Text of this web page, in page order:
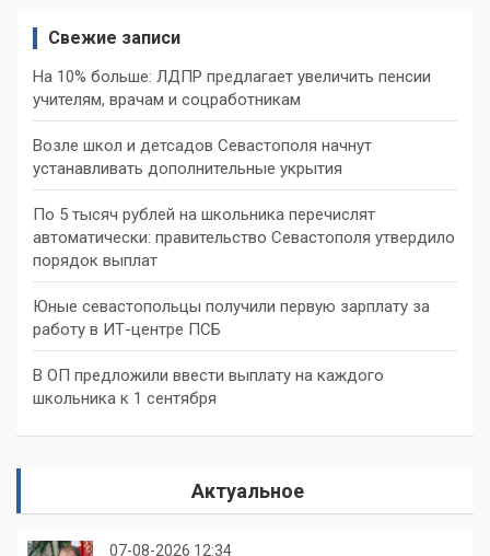
Свежие записи
На 10% больше: ЛДПР предлагает увеличить пенсии
учителям, врачам и соцработникам
Возле школ и детсадов Севастополя начнут
устанавливать дополнительные укрытия
По 5 тысяч рублей на школьника перечислят
автоматически: правительство Севастополя утвердило
порядок выплат
Юные севастопольцы получили первую зарплату за
работу в ИТ-центре ПСБ
В ОП предложили ввести выплату на каждого
школьника к 1 сентября
Актуальное
07-08-2026 12:34